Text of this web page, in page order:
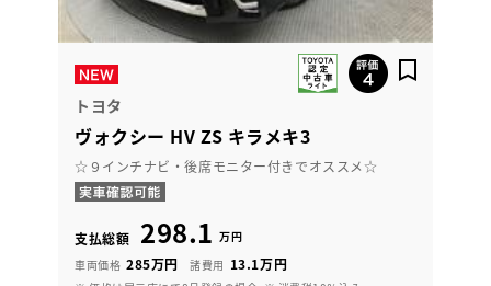
トヨタ
ヴォクシー HV ZS キラメキ3
☆９インチナビ・後席モニター付きでオススメ☆
支払総額 298.1 万円
車両価格 285万円 諸費用 13.1万円